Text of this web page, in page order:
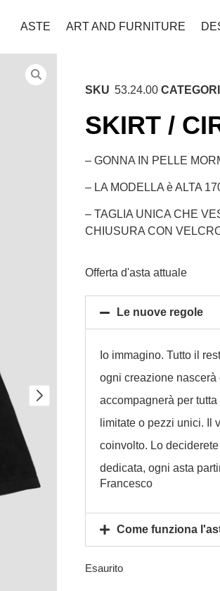
ASTE ART AND FURNITURE
SKU53.24.00
SKIRT /
– GONNA IN PELLE
– LA MODELLA è ALTA
– TAGLIA UNICA CHE
CHIUSURA CON
Offerta d'asta attuale
Le nuove regole
Io immagino. Tutto il
ogni creazione
accompagnerà per
limitate o pezzi unici. Il
coinvolto. Lo
dedicata, ogni asta
Francesco
Come funziona
Esaurito